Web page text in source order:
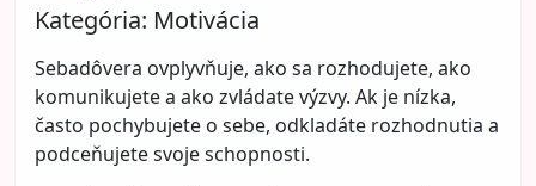
Kategória: Motivácia
Sebadôvera ovplyvňuje, ako sa rozhodujete, ako
komunikujete a ako zvládate výzvy. Ak je nízka,
často pochybujete o sebe, odkladáte rozhodnutia a
podceňujete svoje schopnosti.